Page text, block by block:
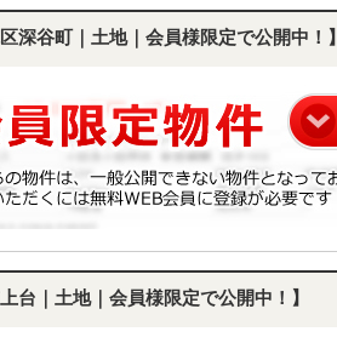
深谷町｜土地｜会員様限定で公開中！】
台｜土地｜会員様限定で公開中！】